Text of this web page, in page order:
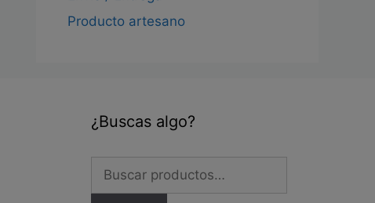
Producto artesano
¿Buscas algo?
Buscar